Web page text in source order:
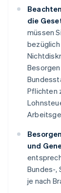
die
müssen
Pflichten
und
Bundes-,
je nach